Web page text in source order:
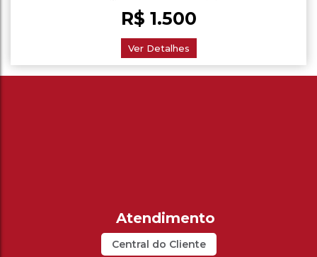
R$ 1.500
Ver Detalhes
Central do Cliente